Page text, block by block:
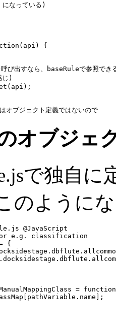
なっている)
{
び出すなら、baseRuleで参照でき
)
ブジェクト定義ではないので
オブジェ
で独自に
のように
@JavaScript
for e.g. classification
{
=
[pathVariable.name];